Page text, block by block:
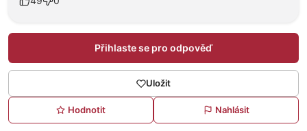
Přihlaste se pro odpověď
Uložit
Hodnotit Nahlásit